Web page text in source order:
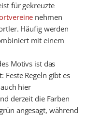
für gekreuzte
nehmen
Häufig werden
mit einem
Motivs ist das
Feste Regeln gibt es
hier
derzeit die Farben
angesagt, während